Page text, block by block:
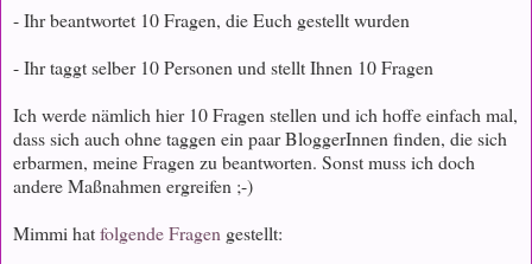
- Ihr beantwortet 10 Fragen, die Euch gestellt wurden
- Ihr taggt selber 10 Personen und stellt Ihnen 10 Fragen
Ich werde nämlich hier 10 Fragen stellen und ich hoffe einfach mal,
dass sich auch ohne taggen ein paar BloggerInnen finden, die sich
erbarmen, meine Fragen zu beantworten. Sonst muss ich doch
andere Maßnahmen ergreifen ;-)
Mimmi hatfolgende Fragen gestellt: